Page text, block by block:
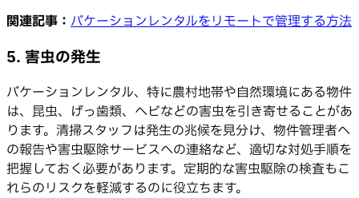
関連記事： バケーションレンタルをリモートで管理する方法
5. 害虫の発生
バケーションレンタル、特に農村地帯や自然環境にある物件
は、昆虫、げっ歯類、ヘビなどの害虫を引き寄せることがあ
ります。清掃スタッフは発生の兆候を見分け、物件管理者へ
の報告や害虫駆除サービスへの連絡など、適切な対処手順を
把握しておく必要があります。定期的な害虫駆除の検査もこ
れらのリスクを軽減するのに役立ちます。